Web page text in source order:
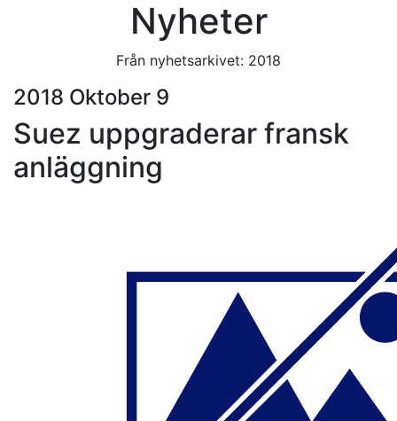
Nyheter
Från nyhetsarkivet: 2018
2018 Oktober 9
Suez uppgraderar fransk
anläggning